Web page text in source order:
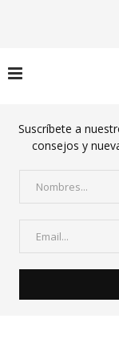
Suscríbete a
consejos y